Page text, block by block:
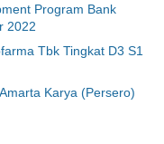
Program Bank
2022
Tbk Tingkat D3 S1
Karya (Persero)